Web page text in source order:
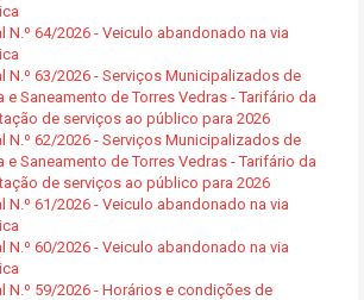
N.º 64/2026 - Veiculo abandonado na via
N.º 63/2026 - Serviços Municipalizados de
e Saneamento de Torres Vedras - Tarifário da
de serviços ao público para 2026
N.º 62/2026 - Serviços Municipalizados de
e Saneamento de Torres Vedras - Tarifário da
de serviços ao público para 2026
N.º 61/2026 - Veiculo abandonado na via
N.º 60/2026 - Veiculo abandonado na via
N.º 59/2026 - Horários e condições de